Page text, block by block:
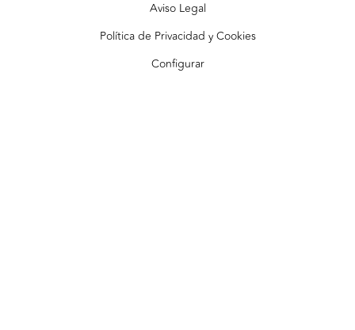
Aviso Legal
Política de Privacidad y Cookies
Configurar